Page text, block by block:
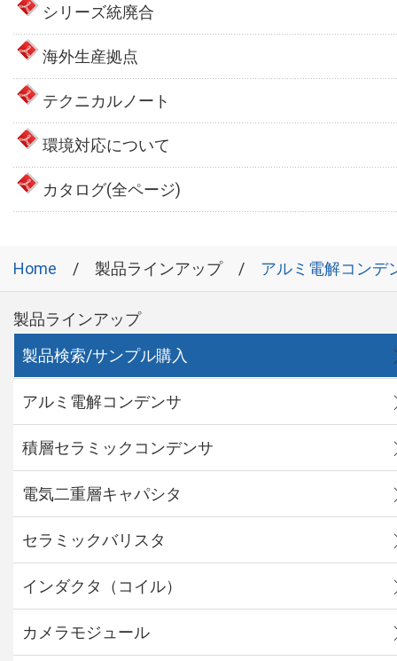
シリーズ統廃合
海外生産拠点
テクニカルノート
環境対応について
カタログ(全ページ)
Home 製品ラインアップ アルミ電解コンデ
製品ラインアップ
製品検索/サンプル購入
アルミ電解コンデンサ
積層セラミックコンデンサ
電気二重層キャパシタ
セラミックバリスタ
インダクタ（コイル）
カメラモジュール